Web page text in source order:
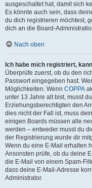
ausgeschaltet hat, damit sich
Es könnte auch sein, dass
du dich registrieren möchtest,
dich an die Board-
Nach oben
Ich habe mich registriert,
Überprüfe zuerst, ob du den
Passwort eingegeben hast.
Möglichkeiten. Wenn COPPA
unter 13 Jahre alt bist, musst
Erziehungsberechtigten den
dies nicht der Fall ist, muss
einigen Boards müssen alle
werden – entweder musst du
der Registrierung wurde dir
Wenn du eine E-Mail erhalten
Ansonsten prüfe, ob du deine
die E-Mail von einem Spam-
dass deine E-Mail-Adresse
Administrator.